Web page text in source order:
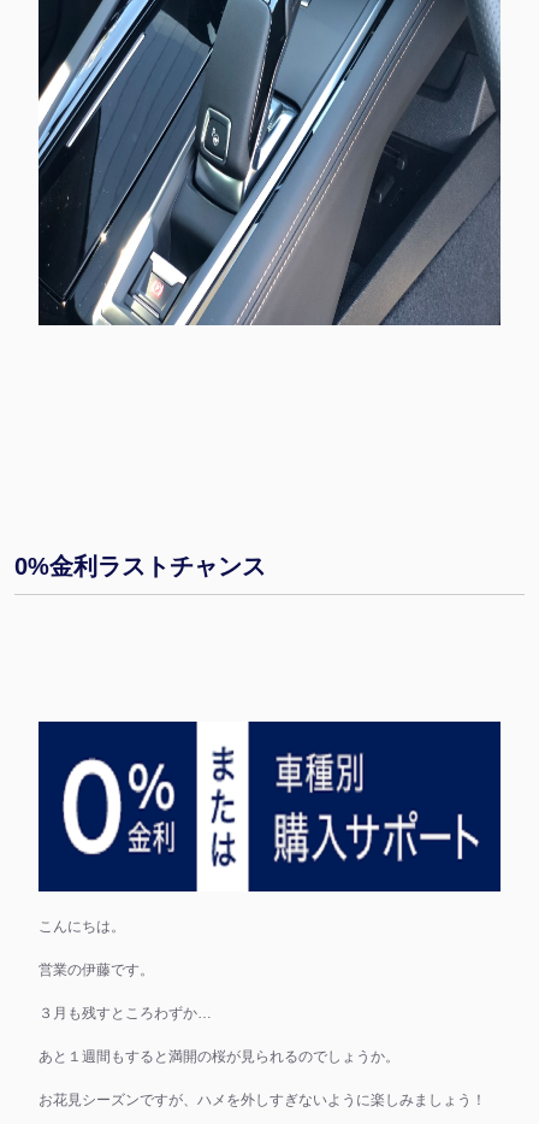
0%金利ラストチャンス
こんにちは。
営業の伊藤です。
３月も残すところわずか…
あと１週間もすると満開の桜が見られるのでしょうか。
お花見シーズンですが、ハメを外しすぎないように楽しみましょう！